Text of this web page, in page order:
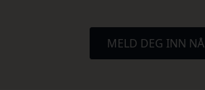
MELD DEG INN NÅ